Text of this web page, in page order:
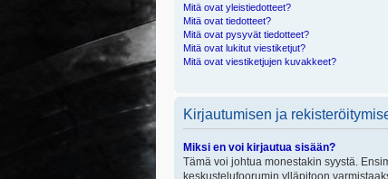
Mitä ovat yleistiedotteet?
Mitä ovat tiedotteet?
Mitä ovat pysyvät tiedotteet?
Mitä ovat lukitut viestiketjut?
Mitä ovat viestiketjujen kuvakkeet?
Kirjautumisen ja
Miksi en voi kirjautua sisään?
Tämä voi johtua monestakin syystä.
keskustelufoorumin ylläpitoon